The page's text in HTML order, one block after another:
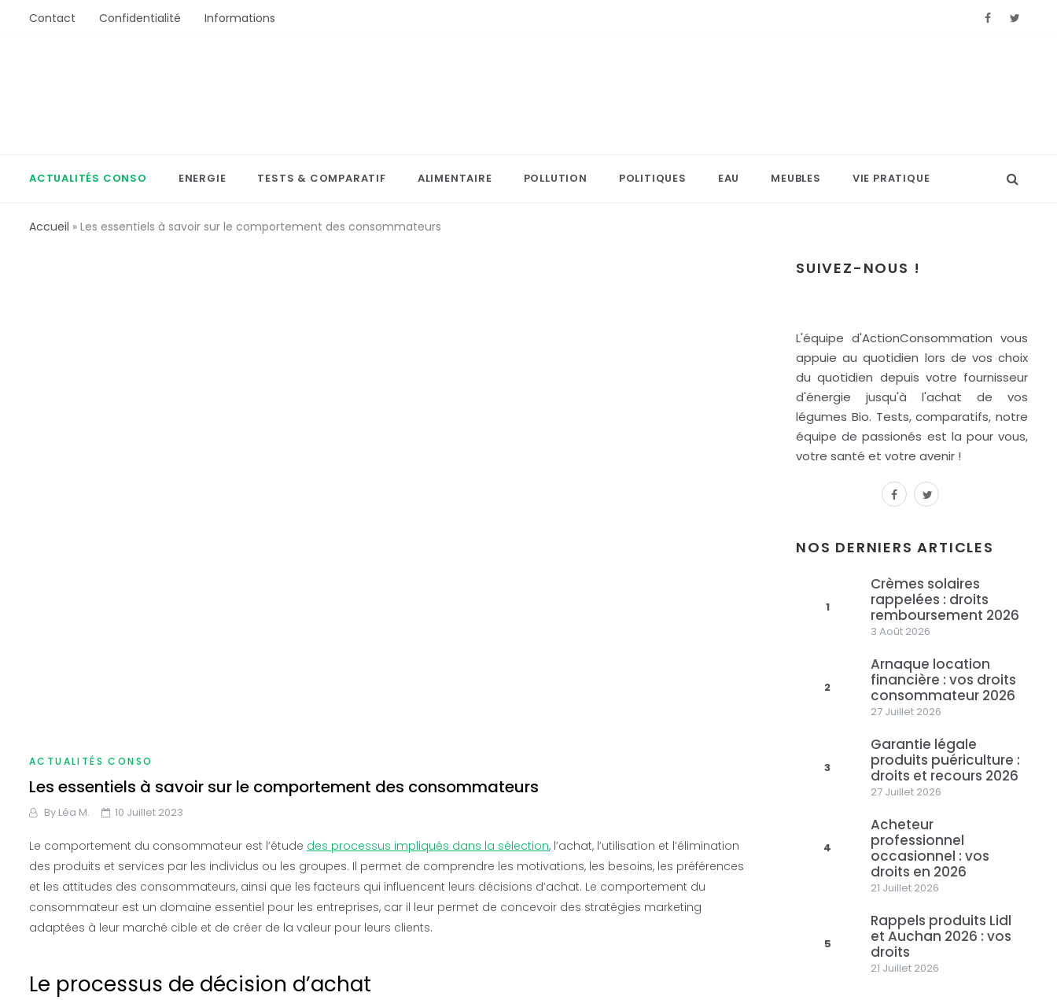
Contact Confidentialité Informations
ACTUALITÉS CONSO ENERGIE TESTS & COMPARATIF ALIMENTAIRE POLLUTION POLITIQUES EAU MEUBLES VIE PRATIQUE
Accueil » Les essentiels à savoir sur le comportement des consommateurs
ACTUALITÉS CONSO
Les essentiels à savoir sur le comportement des consommateurs
By Léa M. 10 Juillet 2023
Le comportement du consommateur est l’étude des processus impliqués dans la sélection, l’achat, l’utilisation et l’élimination
des produits et services par les individus ou les groupes. Il permet de comprendre les motivations, les besoins, les préférences
et les attitudes des consommateurs, ainsi que les facteurs qui influencent leurs décisions d’achat. Le comportement du
consommateur est un domaine essentiel pour les entreprises, car il leur permet de concevoir des stratégies marketing
adaptées à leur marché cible et de créer de la valeur pour leurs clients.
Le processus de décision d’achat
SUIVEZ-NOUS !
L'équipe d'ActionConsommation vous
appuie au quotidien lors de vos choix
du quotidien depuis votre fournisseur
d'énergie jusqu'à l'achat de vos
légumes Bio. Tests, comparatifs, notre
équipe de passionés est la pour vous,
votre santé et votre avenir !
facebook
twitter
NOS DERNIERS ARTICLES
1
Crèmes solaires
rappelées : droits
remboursement 2026
3 Août 2026
2
Arnaque location
financière : vos droits
consommateur 2026
27 Juillet 2026
3
Garantie légale
produits puériculture :
droits et recours 2026
27 Juillet 2026
4
Acheteur
professionnel
occasionnel : vos
droits en 2026
21 Juillet 2026
5
Rappels produits Lidl
et Auchan 2026 : vos
droits
21 Juillet 2026